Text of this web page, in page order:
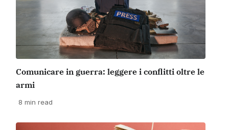
Comunicare in guerra: leggere i conflitti oltre le
armi
8 min read